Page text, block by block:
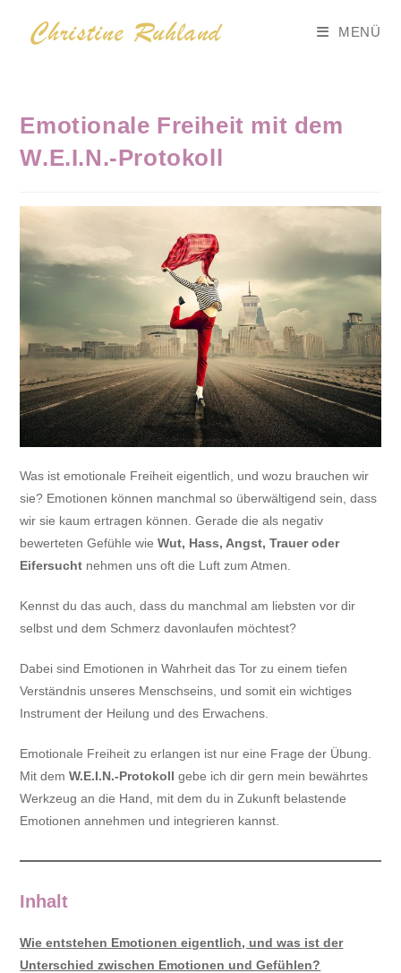
MENÜ
Emotionale Freiheit mit dem
W.E.I.N.-Protokoll
Was ist emotionale Freiheit eigentlich, und wozu brauchen wir
sie? Emotionen können manchmal so überwältigend sein, dass
wir sie kaum ertragen können. Gerade die als negativ
bewerteten Gefühle wieWut, Hass, Angst, Trauer oder
Eifersucht nehmen uns oft die Luft zum Atmen.
Kennst du das auch, dass du manchmal am liebsten vor dir
selbst und dem Schmerz davonlaufen möchtest?
Dabei sind Emotionen in Wahrheit das Tor zu einem tiefen
Verständnis unseres Menschseins, und somit ein wichtiges
Instrument der Heilung und des Erwachens.
Emotionale Freiheit zu erlangen ist nur eine Frage der Übung.
Mit demW.E.I.N.-Protokoll gebe ich dir gern mein bewährtes
Werkzeug an die Hand, mit dem du in Zukunft belastende
Emotionen annehmen und integrieren kannst.
Inhalt
Wie entstehen Emotionen eigentlich, und was ist der
Unterschied zwischen Emotionen und Gefühlen?